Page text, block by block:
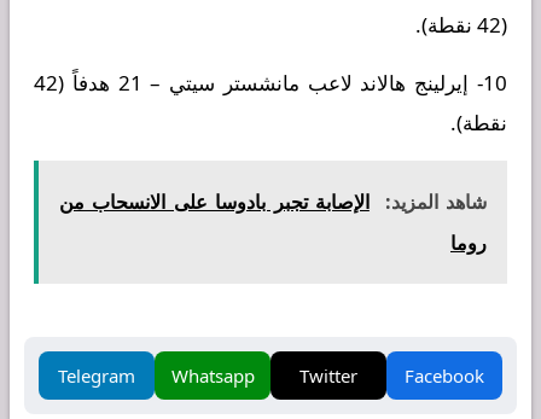
(42 نقطة).
10- إيرلينج هالاند لاعب مانشستر سيتي – 21 هدفاً (42
نقطة).
شاهد المزيد:
الإصابة تجبر بادوسا على الانسحاب من
روما
Facebook
Twitter
Whatsapp
Telegram